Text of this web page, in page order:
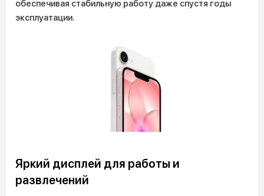
обеспечивая стабильную работу даже спустя годы
эксплуатации.
Яркий дисплей для работы и
развлечений